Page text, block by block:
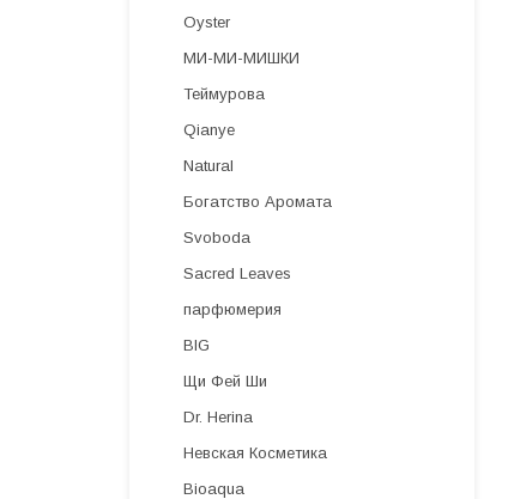
Oyster
МИ-МИ-МИШКИ
Теймурова
Qianye
Natural
Богатство Аромата
Svoboda
Sacred Leaves
парфюмерия
BIG
Щи Фей Ши
Dr. Herina
Невская Косметика
Bioaqua